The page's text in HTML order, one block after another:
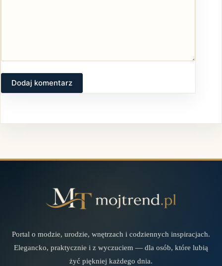
Dodaj komentarz
Portal o modzie, urodzie, wnętrzach i codziennych inspiracjach.
Elegancko, praktycznie i z wyczuciem — dla osób, które lubią
żyć piękniej każdego dnia.